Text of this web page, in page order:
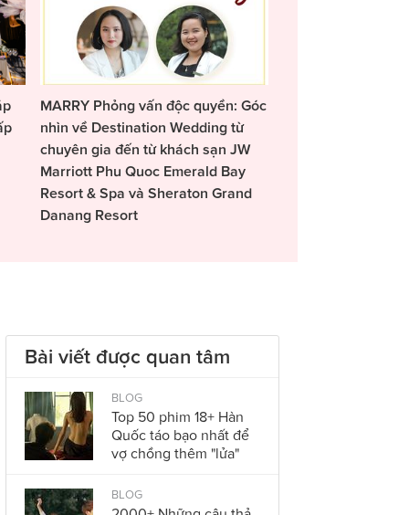
MARRY Phỏng vấn độc quyền: Góc
nhìn về Destination Wedding từ
chuyên gia đến từ khách sạn JW
Marriott Phu Quoc Emerald Bay
Resort & Spa và Sheraton Grand
Danang Resort
Bài viết được quan tâm
BLOG
Top 50 phim 18+ Hàn
Quốc táo bạo nhất để
vợ chồng thêm "lửa"
BLOG